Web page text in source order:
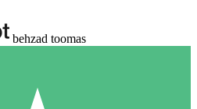
behzad toomas